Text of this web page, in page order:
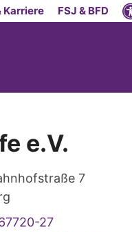
Karriere FSJ & BFD
e.V.
7
27